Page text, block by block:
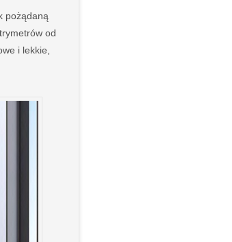
pożądaną
od
i lekkie,